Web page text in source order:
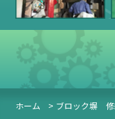
ホーム > ブロック塀 修